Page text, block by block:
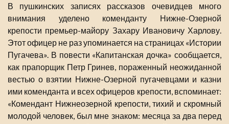
В пушкинских записях рассказов очевидцев много
внимания уделено коменданту Нижне-Озерной
крепости премьер-майору Захару Ивановичу Харлову.
Этот офицер не раз упоминается на страницах «Истории
Пугачева». В повести «Капитанская дочка» сообщается,
как прапорщик Петр Гринев, пораженный неожиданной
вестью о взятии Нижне-Озерной пугачевцами и казни
ими коменданта и всех офицеров крепости, вспоминает:
«Комендант Нижнеозерной крепости, тихий и скромный
молодой человек, был мне знаком: месяца за два перед